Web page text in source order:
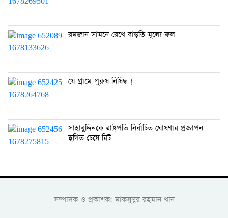
রমজান সামনে রেখে বাড়তি মূল্যে ফল
যে গ্রামে পুরুষ নিষিদ্ধ !
সাহাবুদ্দিনকে রাষ্ট্রপতি নির্বাচিত ঘোষণার প্রজ্ঞাপন
স্থগিত চেয়ে রিট
সম্পাদক ও প্রকাশক: মাকসুদুর রহমান খান